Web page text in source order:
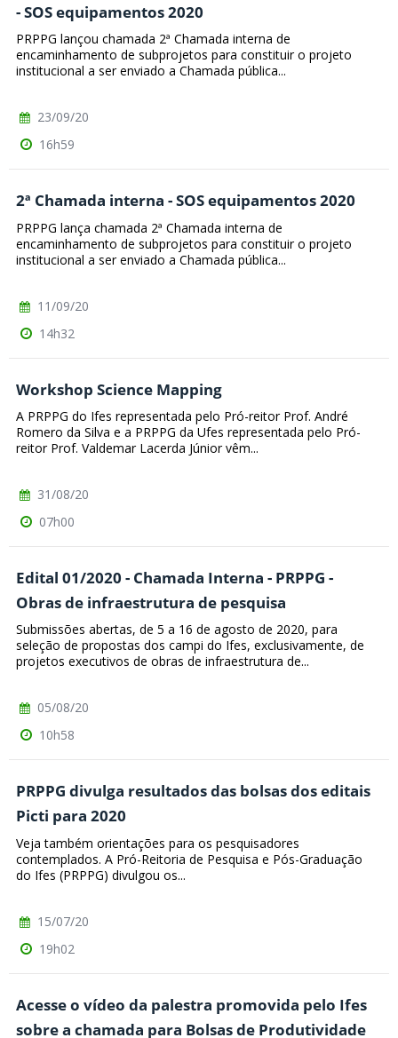
- SOS equipamentos 2020
PRPPG lançou chamada 2ª Chamada interna de
encaminhamento de subprojetos para constituir o projeto
institucional a ser enviado a Chamada pública...
23/09/20
16h59
2ª Chamada interna - SOS equipamentos 2020
PRPPG lança chamada 2ª Chamada interna de
encaminhamento de subprojetos para constituir o projeto
institucional a ser enviado a Chamada pública...
11/09/20
14h32
Workshop Science Mapping
A PRPPG do Ifes representada pelo Pró-reitor Prof. André
Romero da Silva e a PRPPG da Ufes representada pelo Pró-
reitor Prof. Valdemar Lacerda Júnior vêm...
31/08/20
07h00
Edital 01/2020 - Chamada Interna - PRPPG -
Obras de infraestrutura de pesquisa
Submissões abertas, de 5 a 16 de agosto de 2020, para
seleção de propostas dos campi do Ifes, exclusivamente, de
projetos executivos de obras de infraestrutura de...
05/08/20
10h58
PRPPG divulga resultados das bolsas dos editais
Picti para 2020
Veja também orientações para os pesquisadores
contemplados. A Pró-Reitoria de Pesquisa e Pós-Graduação
do Ifes (PRPPG) divulgou os...
15/07/20
19h02
Acesse o vídeo da palestra promovida pelo Ifes
sobre a chamada para Bolsas de Produtividade